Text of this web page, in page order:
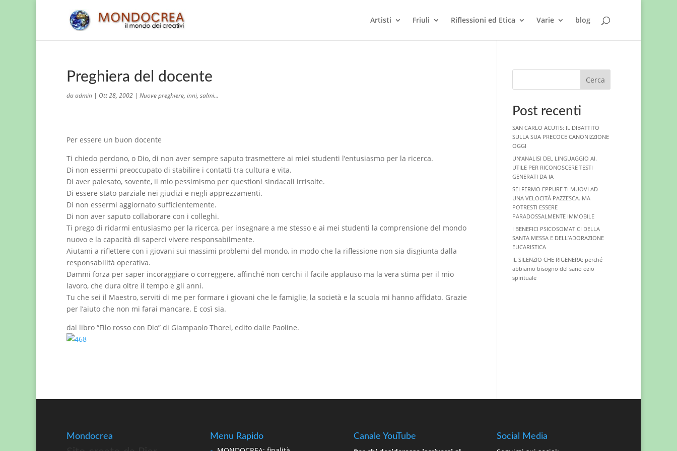
Artisti Friuli Riflessioni ed Etica Varie blog
Preghiera del docente
daadmin | Ott 28, 2002 | Nuove preghiere, inni, salmi...
Per essere un buon docente
Ti chiedo perdono, o Dio, di non aver sempre saputo trasmettere ai miei studenti l’entusiasmo per la ricerca.
Di non essermi preoccupato di stabilire i contatti tra cultura e vita.
Di aver palesato, sovente, il mio pessimismo per questioni sindacali irrisolte.
Di essere stato parziale nei giudizi e negli apprezzamenti.
Di non essermi aggiornato sufficientemente.
Di non aver saputo collaborare con i colleghi.
Ti prego di ridarmi entusiasmo per la ricerca, per insegnare a me stesso e ai mei studenti la comprensione del mondo
nuovo e la capacità di saperci vivere responsabilmente.
Aiutami a riflettere con i giovani sui massimi problemi del mondo, in modo che la riflessione non sia disgiunta dalla
responsabilità operativa.
Dammi forza per saper incoraggiare o correggere, affinché non cerchi il facile applauso ma la vera stima per il mio
lavoro, che dura oltre il tempo e gli anni.
Tu che sei il Maestro, serviti di me per formare i giovani che le famiglie, la società e la scuola mi hanno affidato. Grazie
per l’aiuto che non mi farai mancare. E così sia.
dal libro “Filo rosso con Dio” di Giampaolo Thorel, edito dalle Paoline.
Cerca
Post recenti
SAN CARLO ACUTIS: IL DIBATTITO
SULLA SUA PRECOCE CANONIZZIONE
OGGI
UN’ANALISI DEL LINGUAGGIO AI.
UTILE PER RICONOSCERE TESTI
GENERATI DA IA
SEI FERMO EPPURE TI MUOVI AD
UNA VELOCITÀ PAZZESCA. MA
POTRESTI ESSERE
PARADOSSALMENTE IMMOBILE
I BENEFICI PSICOSOMATICI DELLA
SANTA MESSA E DELL’ADORAZIONE
EUCARISTICA
IL SILENZIO CHE RIGENERA: perché
abbiamo bisogno del sano ozio
spirituale
Mondocrea Menu Rapido Canale YouTube Social Media